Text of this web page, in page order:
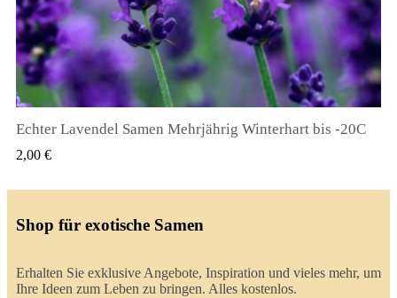
QUICK VIEW
Echter Lavendel Samen Mehrjährig Winterhart bis -20C
2,00 €
Shop für exotische Samen
Erhalten Sie exklusive Angebote, Inspiration und vieles mehr, um
Ihre Ideen zum Leben zu bringen. Alles kostenlos.